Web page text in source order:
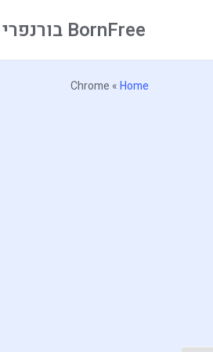
BornFree בורנפרי
Home
»
Chrome